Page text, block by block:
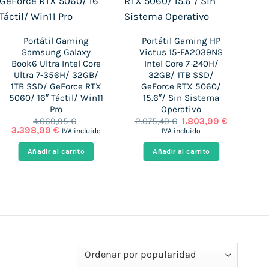
€.
Portátil Gaming
Samsung Galaxy
Book6 Ultra Intel Core
Ultra 7-356H/ 32GB/
1TB SSD/ GeForce RTX
5060/ 16″ Táctil/ Win11
Pro
4.069,95€
El
original
era:
3.398,99 €El
actual
es:
IVA incluido
Añadir al carrito
Portátil Gaming HP
Victus 15-FA2039NS
Intel Core 7-240H/
32GB/ 1TB SSD/
GeForce RTX 5060/
15.6″/ Sin Sistema
Operativo
2.075,49€ El
precio
era:
2.075,49 €.
1.803,99€
IVA incluido
Añadir al carrito